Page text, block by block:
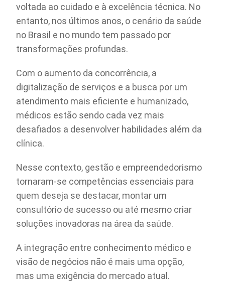
voltada ao cuidado e à excelência técnica. No
entanto, nos últimos anos, o cenário da saúde
no Brasil e no mundo tem passado por
transformações profundas.
Com o aumento da concorrência, a
digitalização de serviços e a busca por um
atendimento mais eficiente e humanizado,
médicos estão sendo cada vez mais
desafiados a desenvolver habilidades além da
clínica.
Nesse contexto, gestão e empreendedorismo
tornaram-se competências essenciais para
quem deseja se destacar, montar um
consultório de sucesso ou até mesmo criar
soluções inovadoras na área da saúde.
A integração entre conhecimento médico e
visão de negócios não é mais uma opção,
mas uma exigência do mercado atual.